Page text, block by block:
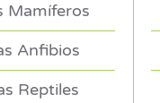
Mamíferos
Anfibios
Reptiles